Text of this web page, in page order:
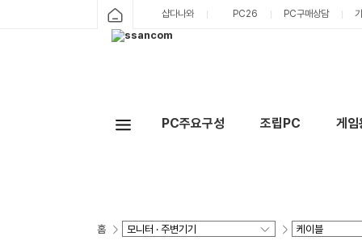
샵다나와 PC26 PC구매상담
PC주요구성 조립PC 게
홈